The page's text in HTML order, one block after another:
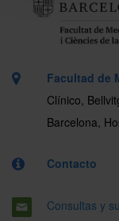
Facultad de
Clínico,
Barcelona,
Contacto
Consultas y